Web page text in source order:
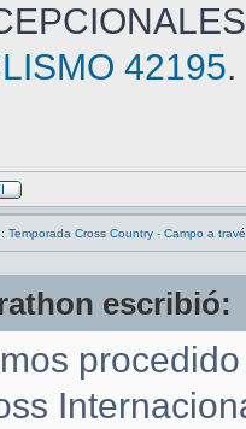
42195.
Temporada Cross Country - Campo a
escribió: